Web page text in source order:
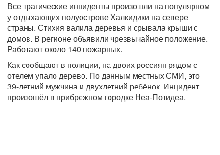
Все трагические инциденты произошли на популярном
у отдыхающих полуострове Халкидики на севере
страны. Стихия валила деревья и срывала крыши с
домов. В регионе объявили чрезвычайное положение.
Работают около 140 пожарных.
Как сообщают в полиции, на двоих россиян рядом с
отелем упало дерево. По данным местных СМИ, это
39-летний мужчина и двухлетний ребёнок. Инцидент
произошёл в прибрежном городке Неа-Потидеа.